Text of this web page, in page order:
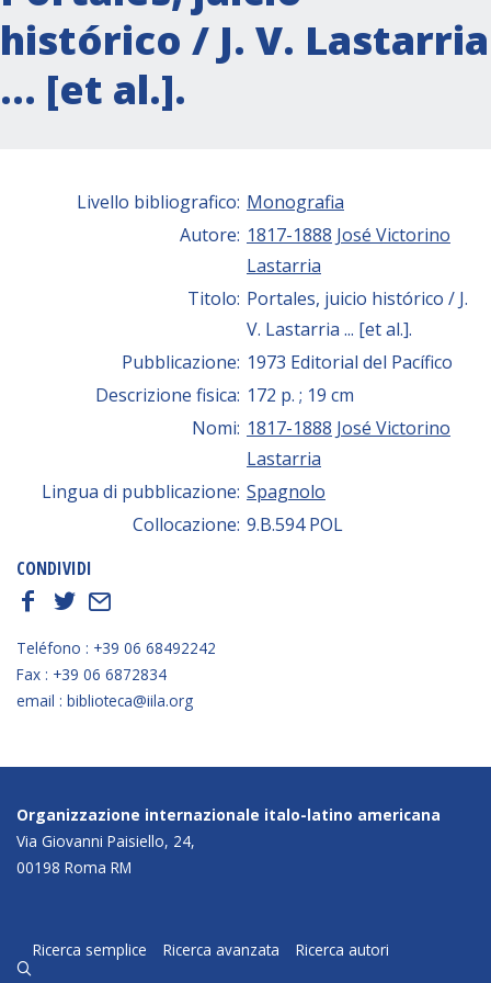
histórico / J. V. Lastarria
… [et al.].
Livello bibliografico: Monografia
Autore: 1817-1888 José Victorino
Lastarria
Titolo: Portales, juicio histórico / J.
V. Lastarria ... [et al.].
Pubblicazione: 1973 Editorial del Pacífico
Descrizione fisica: 172 p. ; 19 cm
Nomi: 1817-1888 José Victorino
Lastarria
Lingua di pubblicazione: Spagnolo
Collocazione: 9.B.594 POL
CONDIVIDI
f
t E
Teléfono : +39 06 68492242
Fax : +39 06 6872834
email : biblioteca@iila.org
Organizzazione internazionale italo-latino americana
Via Giovanni Paisiello, 24,
00198 Roma RM
Ricerca semplice Ricerca avanzata Ricerca autori
q